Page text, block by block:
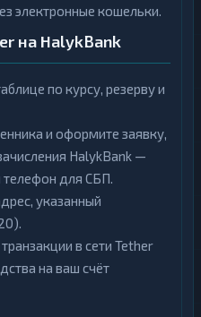
электронные кошельки.
на HalykBank
по курсу, резерву и
и оформите заявку,
HalykBank —
телефон для СБП.
указанный
в сети Tether
на ваш счёт